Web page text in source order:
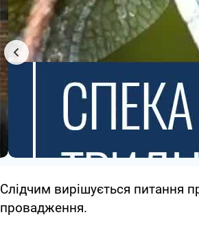
Слідчим вирішується питання
провадження.